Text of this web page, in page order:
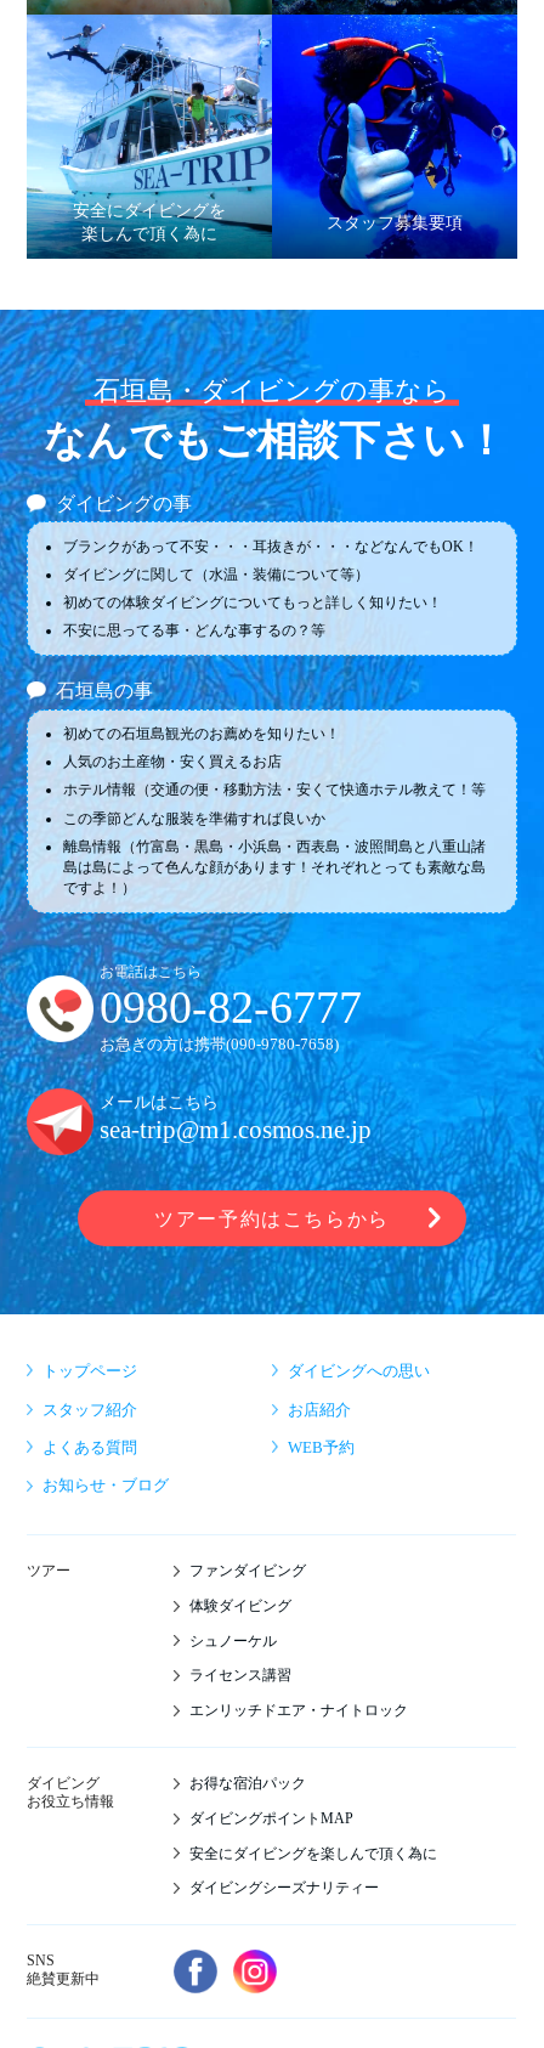
安全にダイビングを
楽しんで頂く為に
スタッフ募集要項
石垣島・ダイビングの事なら
なんでもご相談下さい！
ダイビングの事
ブランクがあって不安・・・耳抜きが・・・などなんでもOK！
ダイビングに関して（水温・装備について等）
初めての体験ダイビングについてもっと詳しく知りたい！
不安に思ってる事・どんな事するの？等
石垣島の事
初めての石垣島観光のお薦めを知りたい！
人気のお土産物・安く買えるお店
ホテル情報（交通の便・移動方法・安くて快適ホテル教えて！等
この季節どんな服装を準備すれば良いか
離島情報（竹富島・黒島・小浜島・西表島・波照間島と八重山諸
島は島によって色んな顔があります！それぞれとっても素敵な島
ですよ！）
お電話はこちら
0980-82-6777
お急ぎの方は携帯(090-9780-7658)
メールはこちら
sea-trip@m1.cosmos.ne.jp
ツアー予約はこちらから
トップページ ダイビングへの思い
スタッフ紹介 お店紹介
よくある質問 WEB予約
お知らせ・ブログ
ツアー ファンダイビング
体験ダイビング
シュノーケル
ライセンス講習
エンリッチドエア・ナイトロック
ダイビング
お役立ち情報
お得な宿泊パック
ダイビングポイントMAP
安全にダイビングを楽しんで頂く為に
ダイビングシーズナリティー
SNS
絶賛更新中